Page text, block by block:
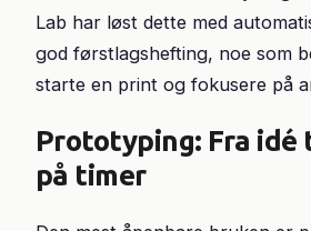
Lab har løst dette med
god førstlagshefting, noe som
starte en print og fokusere på
Prototyping: Fra idé
på timer